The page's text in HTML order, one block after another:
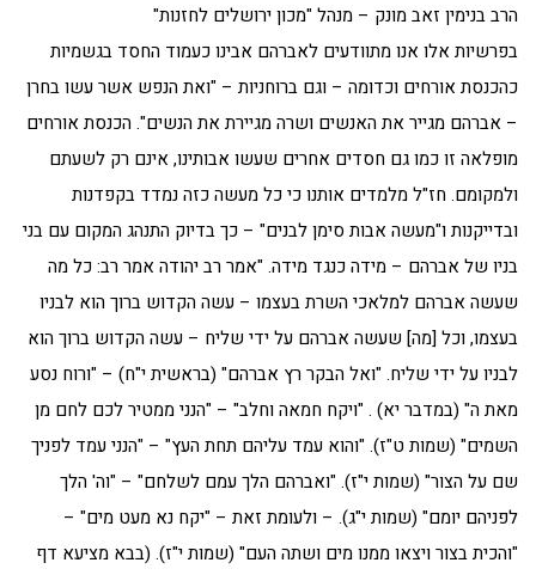
הרב בנימין זאב מונק – מנהל "מכון ירושלים לחזנות"
בפרשיות אלו אנו מתוודעים לאברהם אבינו כעמוד החסד בגשמיות
כהכנסת אורחים וכדומה – וגם ברוחניות – "ואת הנפש אשר עשו בחרן
– אברהם מגייר את האנשים ושרה מגיירת את הנשים". הכנסת אורחים
מופלאה זו כמו גם חסדים אחרים שעשו אבותינו, אינם רק לשעתם
ולמקומם. חז"ל מלמדים אותנו כי כל מעשה כזה נמדד בקפדנות
ובדייקנות ו"מעשה אבות סימן לבנים" – כך בדיוק התנהג המקום עם בני
בניו של אברהם – מידה כנגד מידה. "אמר רב יהודה אמר רב: כל מה
שעשה אברהם למלאכי השרת בעצמו – עשה הקדוש ברוך הוא לבניו
בעצמו, וכל [מה] שעשה אברהם על ידי שליח – עשה הקדוש ברוך הוא
לבניו על ידי שליח. "ואל הבקר רץ אברהם" (בראשית י"ח) – "ורוח נסע
מאת ה" (במדבר יא) . "ויקח חמאה וחלב" – "הנני ממטיר לכם לחם מן
השמים" (שמות ט"ז). "והוא עמד עליהם תחת העץ" – "הנני עמד לפניך
שם על הצור" (שמות י"ז). "ואברהם הלך עמם לשלחם" – "וה' הלך
לפניהם יומם" (שמות י"ג). – ולעומת זאת – "יקח נא מעט מים" –
"והכית בצור ויצאו ממנו מים ושתה העם" (שמות י"ז). (בבא מציעא דף